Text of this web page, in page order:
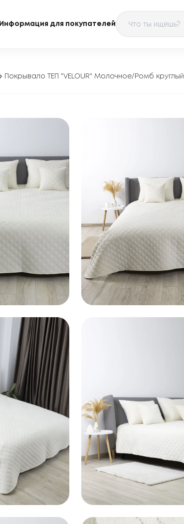
Информация для покупателей
Покрывало ТЕП "VELOUR" Молочное/Ромб круглый